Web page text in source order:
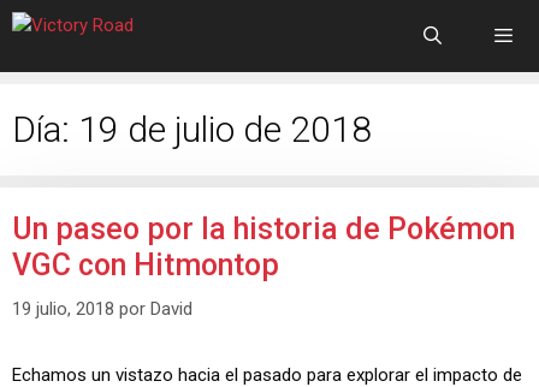
Día: 19 de julio de 2018
Un paseo por la historia de Pokémon
VGC con Hitmontop
19 julio, 2018 por David
Echamos un vistazo hacia el pasado para explorar el impacto de